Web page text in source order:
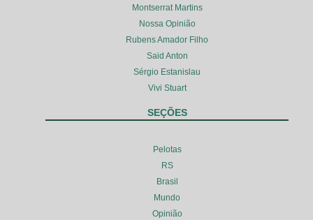
Montserrat Martins
Nossa Opinião
Rubens Amador Filho
Said Anton
Sérgio Estanislau
Vivi Stuart
SEÇÕES
Pelotas
RS
Brasil
Mundo
Opinião